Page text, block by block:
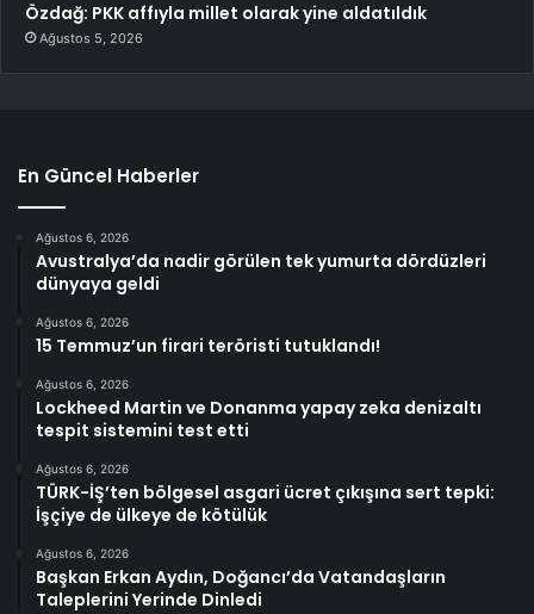
Özdağ: PKK affıyla millet olarak yine aldatıldık
Ağustos 5, 2026
En Güncel Haberler
Ağustos 6, 2026
Avustralya’da nadir görülen tek yumurta dördüzleri
dünyaya geldi
Ağustos 6, 2026
15 Temmuz’un firari teröristi tutuklandı!
Ağustos 6, 2026
Lockheed Martin ve Donanma yapay zeka denizaltı
tespit sistemini test etti
Ağustos 6, 2026
TÜRK-İŞ’ten bölgesel asgari ücret çıkışına sert tepki:
İşçiye de ülkeye de kötülük
Ağustos 6, 2026
Başkan Erkan Aydın, Doğancı’da Vatandaşların
Taleplerini Yerinde Dinledi